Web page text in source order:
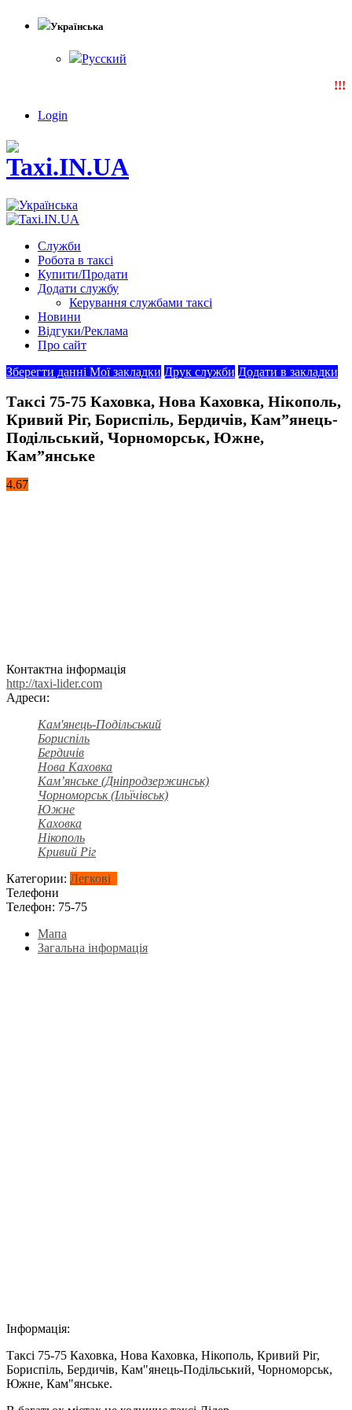
Українська
Русский
Login
Служби
Робота в таксі
Купити/Продати
Додати службу
Керування службами таксі
Новини
Відгуки/Реклама
Про сайт
Зберегти данні Мої закладки Друк служби Додати в закладки
Таксі 75-75 Каховка, Нова Каховка, Нікополь,
Кривий Ріг, Бориспіль, Бердичів, Кам”янець-
Подільський, Чорноморськ, Южне,
Кам”янське
4.67
Контактна інформація
http://taxi-lider.com
Адреси:
Кам'янець-Подільський
Бориспіль
Бердичів
Нова Каховка
Кам’янське (Дніпродзержинськ)
Чорноморськ (Ільїчівськ)
Южне
Каховка
Нікополь
Кривий Ріг
Категории: Легкові
Телефони
Телефон: 75-75
Мапа
Загальна інформація
Інформація:
Таксі 75-75 Каховка, Нова Каховка, Нікополь, Кривий Ріг,
Бориспіль, Бердичів, Кам"янець-Подільський, Чорноморськ,
Южне, Кам"янське.